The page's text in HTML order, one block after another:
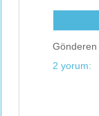
Gönderen
2 yorum: